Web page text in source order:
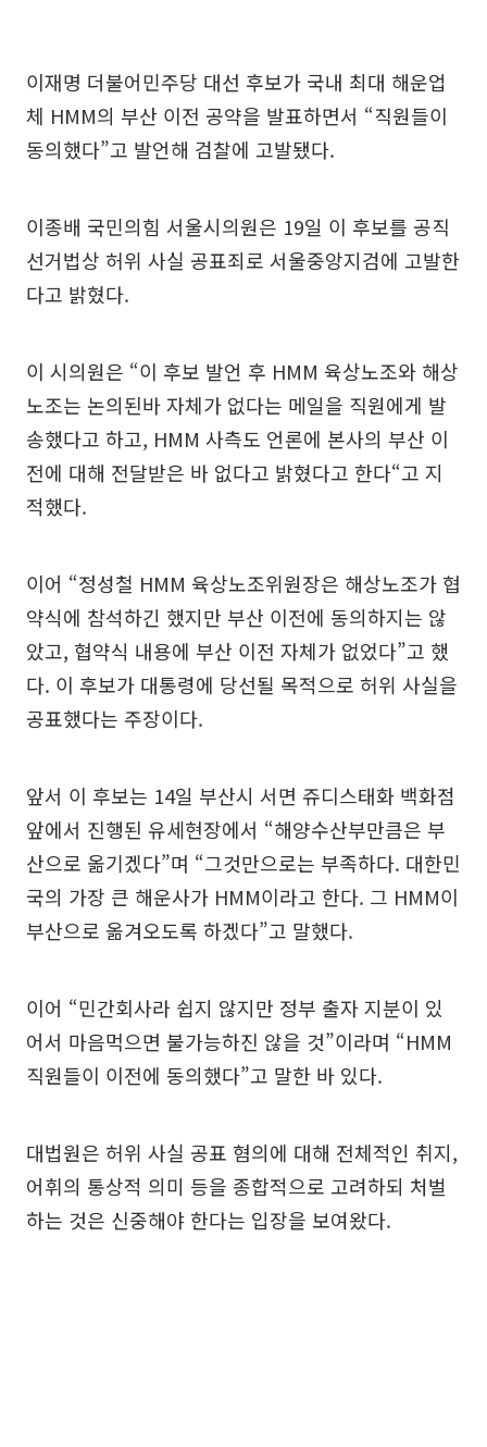
이재명 더불어민주당 대선 후보가 국내 최대 해운업
체 HMM의 부산 이전 공약을 발표하면서 “직원들이
동의했다”고 발언해 검찰에 고발됐다.
이종배 국민의힘 서울시의원은 19일 이 후보를 공직
선거법상 허위 사실 공표죄로 서울중앙지검에 고발한
다고 밝혔다.
이 시의원은 “이 후보 발언 후 HMM 육상노조와 해상
노조는 논의된바 자체가 없다는 메일을 직원에게 발
송했다고 하고, HMM 사측도 언론에 본사의 부산 이
전에 대해 전달받은 바 없다고 밝혔다고 한다“고 지
적했다.
이어 “정성철 HMM 육상노조위원장은 해상노조가 협
약식에 참석하긴 했지만 부산 이전에 동의하지는 않
았고, 협약식 내용에 부산 이전 자체가 없었다”고 했
다. 이 후보가 대통령에 당선될 목적으로 허위 사실을
공표했다는 주장이다.
앞서 이 후보는 14일 부산시 서면 쥬디스태화 백화점
앞에서 진행된 유세현장에서 “해양수산부만큼은 부
산으로 옮기겠다”며 “그것만으로는 부족하다. 대한민
국의 가장 큰 해운사가 HMM이라고 한다. 그 HMM이
부산으로 옮겨오도록 하겠다”고 말했다.
이어 “민간회사라 쉽지 않지만 정부 출자 지분이 있
어서 마음먹으면 불가능하진 않을 것”이라며 “HMM
직원들이 이전에 동의했다”고 말한 바 있다.
대법원은 허위 사실 공표 혐의에 대해 전체적인 취지,
어휘의 통상적 의미 등을 종합적으로 고려하되 처벌
하는 것은 신중해야 한다는 입장을 보여왔다.